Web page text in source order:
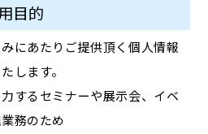
目的
にあたりご提供頂く個人情報
します。
するセミナーや展示会、イベ
務のため